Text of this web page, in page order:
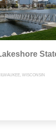
WISCONSIN